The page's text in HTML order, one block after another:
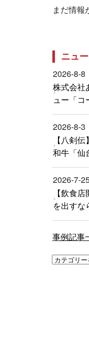
まだ情報
ニュ
2026-8-8
株式会社
ュー「コ
2026-8-3
【八剣
和牛「仙
2026-7-
【飲食
を出すな
事例記事